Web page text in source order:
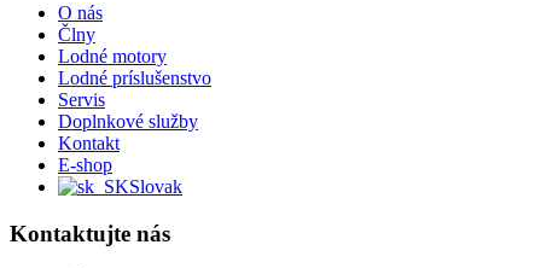
O nás
Člny
Lodné motory
Lodné príslušenstvo
Servis
Doplnkové služby
Kontakt
E-shop
Slovak
Kontaktujte nás